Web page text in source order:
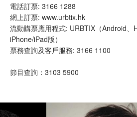
電話訂票: 3166 1288
網上訂票: www.urbtix.hk
流動購票應用程式: URBTIX（Android、
iPhone/iPad版）
票務查詢及客戶服務: 3166 1100
節目查詢：3103 5900